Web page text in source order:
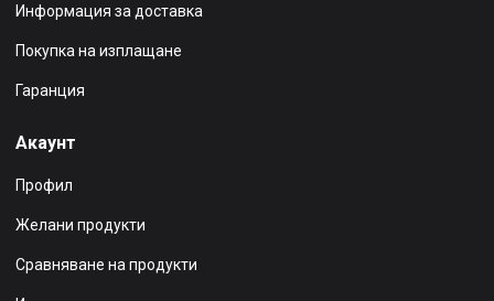
Информация за доставка
Покупка на изплащане
Гаранция
Акаунт
Профил
Желани продукти
Сравняване на продукти